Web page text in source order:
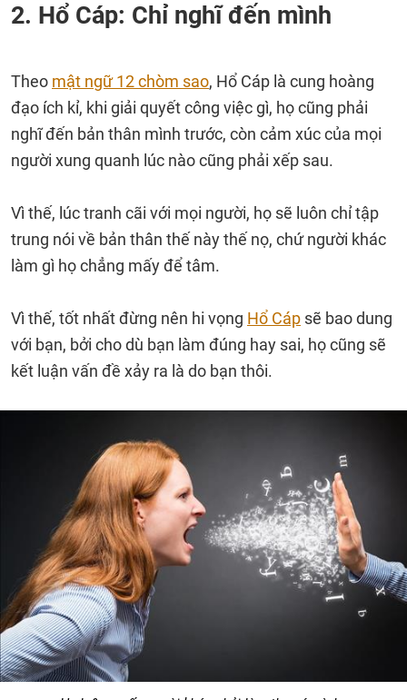
2. Hổ Cáp: Chỉ nghĩ đến mình
Theo mật ngữ 12 chòm sao, Hổ Cáp là cung hoàng
đạo ích kỉ, khi giải quyết công việc gì, họ cũng phải
nghĩ đến bản thân mình trước, còn cảm xúc của mọi
người xung quanh lúc nào cũng phải xếp sau.
Vì thế, lúc tranh cãi với mọi người, họ sẽ luôn chỉ tập
trung nói về bản thân thế này thế nọ, chứ người khác
làm gì họ chẳng mấy để tâm.
Vì thế, tốt nhất đừng nên hi vọng Hổ Cáp sẽ bao dung
với bạn, bởi cho dù bạn làm đúng hay sai, họ cũng sẽ
kết luận vấn đề xảy ra là do bạn thôi.